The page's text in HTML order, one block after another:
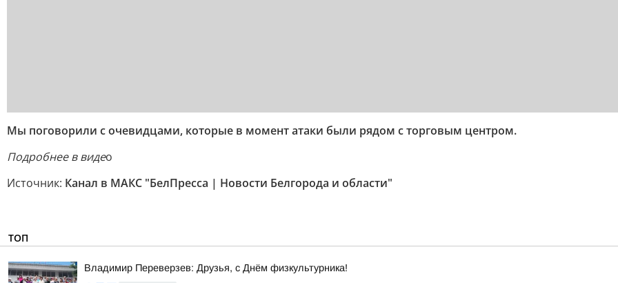
Мы поговорили с очевидцами, которые в момент атаки были рядом с торговым центром.
Подробнее в видео
Источник: Канал в МАКС "БелПресса | Новости Белгорода и области"
ТОП
Владимир Переверзев: Друзья, с Днём физкультурника!